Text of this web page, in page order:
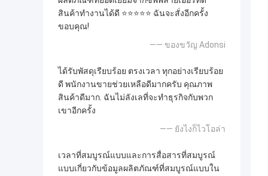
สินค้าทำงานได้ดี ⭐⭐⭐⭐⭐ ฉันจะสั่งอีกครั้ง
ขอบคุณ!
—— ของขวัญ Adonsi
ได้รับพัสดุเรียบร้อย ตรงเวลา ทุกอย่างเรียบร้อย
ดี พนักงานขายช่วยเหลือดีมากครับ คุณภาพ
สินค้าดีมาก. ฉันไม่ลังเลที่จะทำธุรกิจกับพวก
เขาอีกครั้ง
—— ยังไงก็ไวโอล่า
เวลาที่สมบูรณ์แบบและการสื่อสารที่สมบูรณ์
แบบเกี่ยวกับข้อมูลผลิตภัณฑ์ที่สมบูรณ์แบบใน